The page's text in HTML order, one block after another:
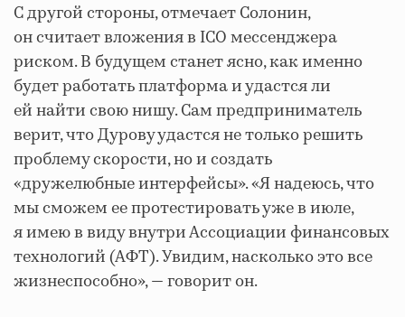
С другой стороны, отмечает Солонин,
он считает вложения в ICO мессенджера
риском. В будущем станет ясно, как именно
будет работать платформа и удастся ли
ей найти свою нишу. Сам предприниматель
верит, что Дурову удастся не только решить
проблему скорости, но и создать
«дружелюбные интерфейсы». «Я надеюсь, что
мы сможем ее протестировать уже в июле,
я имею в виду внутри Ассоциации финансовых
технологий (АФТ). Увидим, насколько это все
жизнеспособно», — говорит он.